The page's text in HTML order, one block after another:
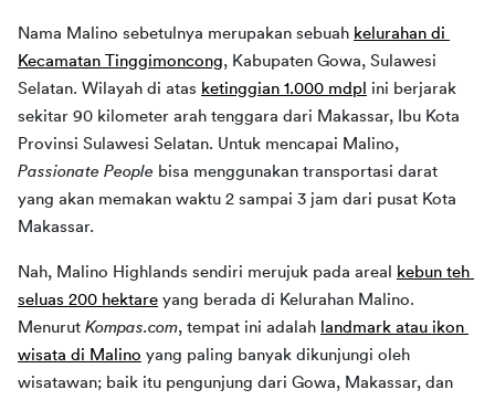
Nama Malino sebetulnya merupakan sebuah kelurahan di
Kecamatan Tinggimoncong, Kabupaten Gowa, Sulawesi
Selatan. Wilayah di atas ketinggian 1.000 mdpl ini berjarak
sekitar 90 kilometer arah tenggara dari Makassar, Ibu Kota
Passionate People bisa menggunakan transportasi darat
yang akan memakan waktu 2 sampai 3 jam dari pusat Kota
Makassar.
Nah, Malino Highlands sendiri merujuk pada areal
kebun teh
seluas 200 hektare yang berada di Kelurahan Malino.
Menurut Kompas.com, tempat ini adalah landmark atau ikon
wisata di Malino yang paling banyak dikunjungi oleh
wisatawan; baik itu pengunjung dari Gowa, Makassar, dan